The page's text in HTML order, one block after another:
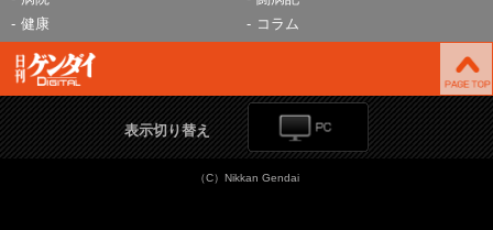
健康
コラム
表示切り替え
（C）Nikkan Gendai